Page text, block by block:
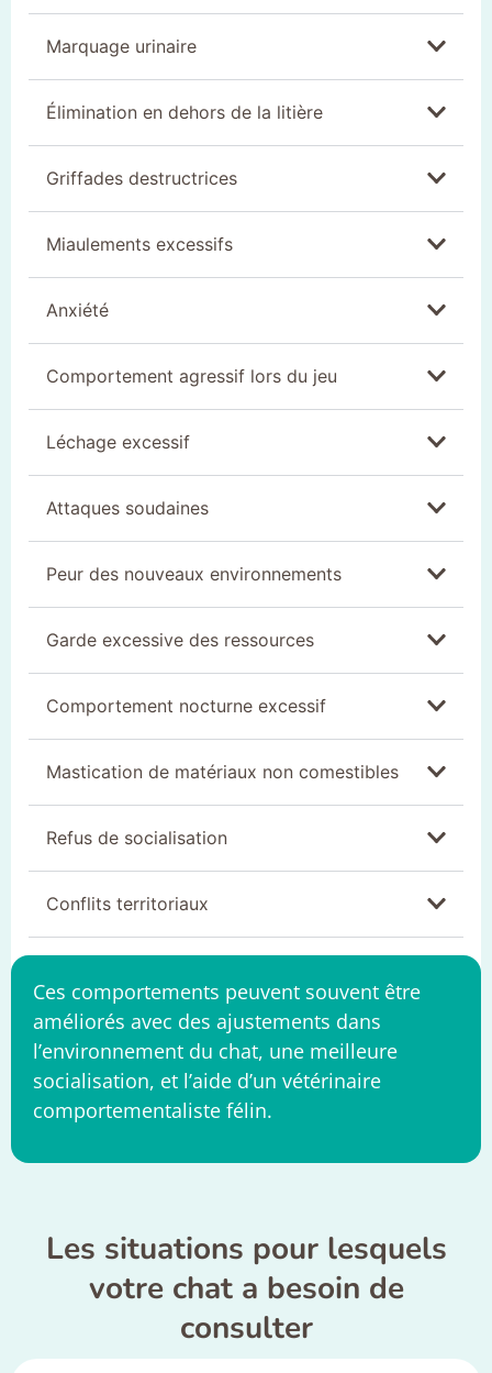
Marquage urinaire
Élimination en dehors de la litière
Griffades destructrices
Miaulements excessifs
Anxiété
Comportement agressif lors du jeu
Léchage excessif
Attaques soudaines
Peur des nouveaux environnements
Garde excessive des ressources
Comportement nocturne excessif
Mastication de matériaux non comestibles
Refus de socialisation
Conflits territoriaux
Ces comportements peuvent souvent être
améliorés avec des ajustements dans
l’environnement du chat, une meilleure
socialisation, et l’aide d’un vétérinaire
comportementaliste félin.
Les situations pour lesquels
votre chat a besoin de
consulter